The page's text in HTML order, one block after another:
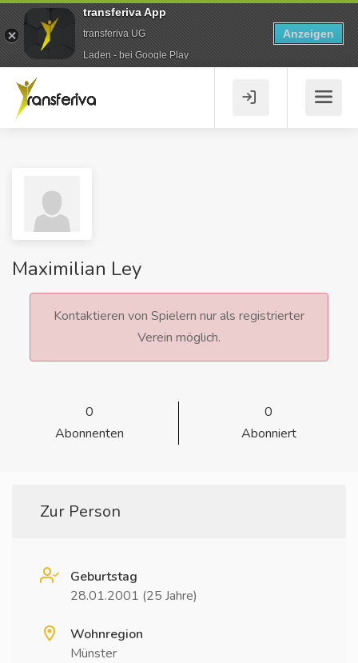
Maximilian Ley
Kontaktieren von Spielern nur als registrierter
Verein möglich.
0
Abonnenten
0
Abonniert
Zur Person
Geburtstag
28.01.2001 (25 Jahre)
Wohnregion
Münster
transferiva App
transferiva UG
Laden - bei Google Play
Anzeigen